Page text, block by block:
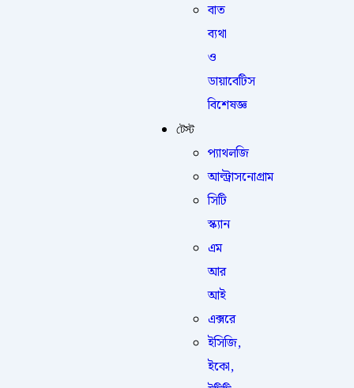
বাত
ব্যথা
ও
ডায়াবেটিস
বিশেষজ্ঞ
টেস্ট
প্যাথলজি
আল্ট্রাসনোগ্রাম
সিটি
স্ক্যান
এম
আর
আই
এক্সরে
ইসিজি,
ইকো,